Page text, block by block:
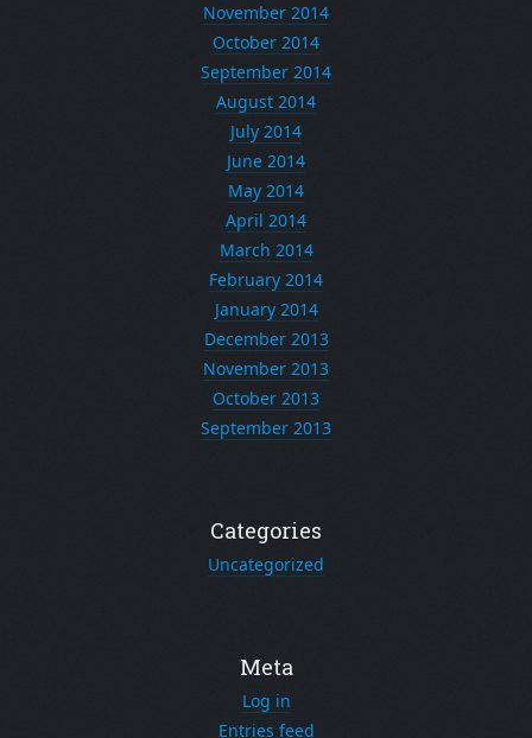
November 2014
October 2014
September 2014
August 2014
July 2014
June 2014
May 2014
April 2014
March 2014
February 2014
January 2014
December 2013
November 2013
October 2013
September 2013
Categories
Uncategorized
Meta
Log in
Entries feed